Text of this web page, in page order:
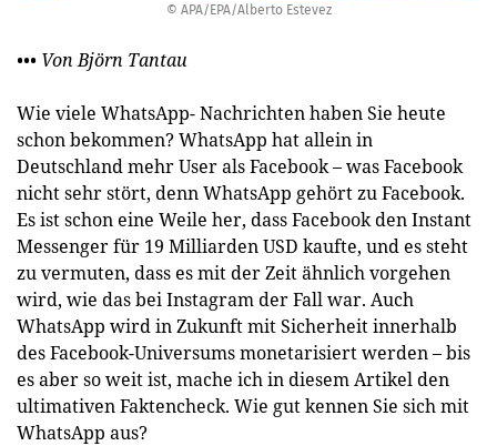
© APA/EPA/Alberto Estevez
••• Von Björn Tantau
Wie viele WhatsApp- Nachrichten haben Sie heute
schon bekommen? WhatsApp hat allein in
Deutschland mehr User als Facebook – was Facebook
nicht sehr stört, denn WhatsApp gehört zu Facebook.
Es ist schon eine Weile her, dass Facebook den Instant
Messenger für 19 Milliarden USD kaufte, und es steht
zu vermuten, dass es mit der Zeit ähnlich vorgehen
wird, wie das bei Instagram der Fall war. Auch
WhatsApp wird in Zukunft mit Sicherheit innerhalb
des Facebook-Universums monetarisiert werden – bis
es aber so weit ist, mache ich in diesem Artikel den
ultimativen Faktencheck. Wie gut kennen Sie sich mit
WhatsApp aus?